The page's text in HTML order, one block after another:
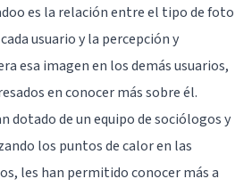
es la relación entre el tipo de foto
usuario y la percepción y
esa imagen en los demás usuarios,
en conocer más sobre él.
dotado de un equipo de sociólogos y
los puntos de calor en las
les han permitido conocer más a